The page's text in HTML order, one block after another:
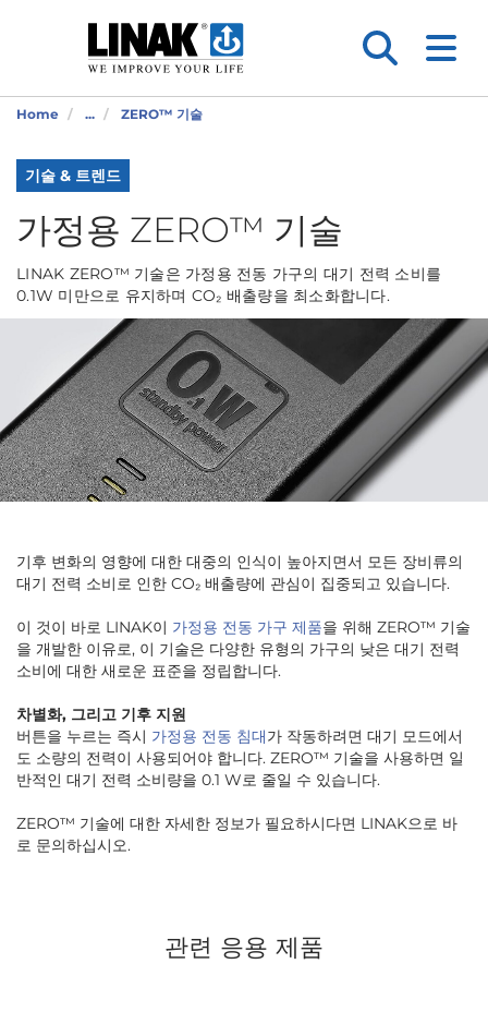
Home ... ZERO™ 기술
기술 & 트렌드
가정용 ZERO™ 기술
LINAK ZERO™ 기술은 가정용 전동 가구의 대기 전력 소비를
0.1W 미만으로 유지하며 CO₂ 배출량을 최소화합니다.
기후 변화의 영향에 대한 대중의 인식이 높아지면서 모든 장비류의
대기 전력 소비로 인한 CO₂ 배출량에 관심이 집중되고 있습니다.
이 것이 바로 LINAK이 가정용 전동 가구 제품을 위해 ZERO™ 기술
을 개발한 이유로, 이 기술은 다양한 유형의 가구의 낮은 대기 전력
소비에 대한 새로운 표준을 정립합니다.
차별화, 그리고 기후 지원
버튼을 누르는 즉시 가정용 전동 침대가 작동하려면 대기 모드에서
도 소량의 전력이 사용되어야 합니다. ZERO™ 기술을 사용하면 일
반적인 대기 전력 소비량을 0.1 W로 줄일 수 있습니다.
ZERO™ 기술에 대한 자세한 정보가 필요하시다면 LINAK으로 바
로 문의하십시오.
관련 응용 제품